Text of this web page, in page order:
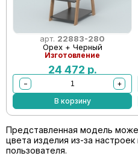
арт. 22883-280
Орех + Черный
Изготовление
24 472 р.
−
+
В корзину
Представленная модель
цвета изделия из-за
пользователя.